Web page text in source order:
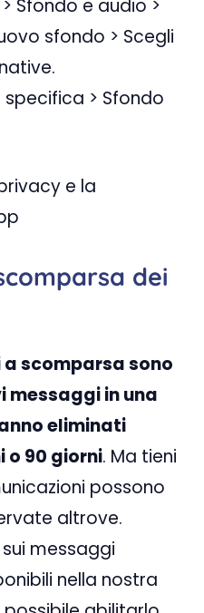
Sfondo e audio >
sfondo > Scegli
specifica > Sfondo
e la
dei
scomparsa sono
in una
eliminati
o 90 giorni. Ma tieni
possono
altrove.
messaggi
nella nostra